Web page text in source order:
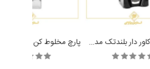
مخلوط کن کاور دار بلندتک مدل Blendtec Connoisseur 825